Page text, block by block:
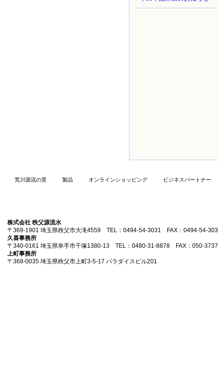
荒川源流の里 製品 オンラインショッピング ビジネスパートナー
株式会社 秩父源流水
〒369-1901 埼玉県秩父市大滝4559 TEL：0494-54-3031 FAX：0494-54-
久喜事務所
〒340-0161 埼玉県幸手市千塚1380-13 TEL：0480-31-8878 FAX：050-
上町事務所
〒368-0035 埼玉県秩父市上町3-5-17 パラダイスビル201